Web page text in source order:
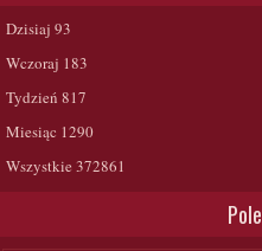
Dzisiaj 93
Wczoraj 183
Tydzień 817
Miesiąc 1290
Wszystkie 372861